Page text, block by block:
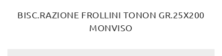
BISC.RAZIONE FROLLINI TONON GR.25X200
MONVISO